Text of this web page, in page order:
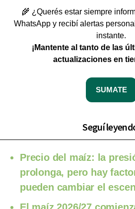
🌾 ¿Querés estar siempre
WhatsApp y recibí alertas
instante.
¡Mantente al tanto de las
actualizaciones en
SUMATE
Seguí
Precio del maíz: la
prolonga, pero hay
pueden cambiar el